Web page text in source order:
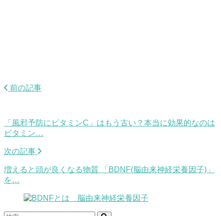
前の記事
「風邪予防にビタミンC」はもう古い？本当に効果的なのは
ビタミン…
次の記事
増えると頭が良くなる物質 「BDNF(脳由来神経栄養因子)」
を…